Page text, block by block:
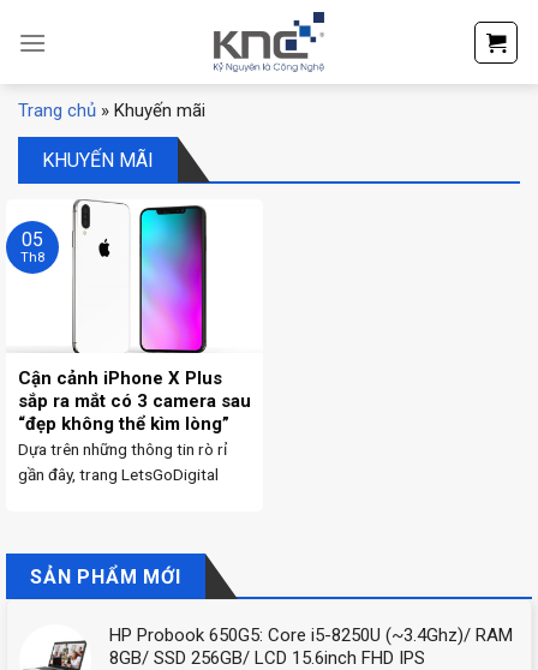
Trang chủ » Khuyến mãi
KHUYẾN MÃI
Cận cảnh iPhone X Plus
sắp ra mắt có 3 camera sau
“đẹp không thể kìm lòng”
Dựa trên những thông tin rò rỉ
gần đây, trang LetsGoDigital
của chiếc iPhone X Plus với cụm
camera ba ống kính. Trung tuần
tháng 6/2018, ...
05
Th8
SẢN PHẨM MỚI
HP Probook 650G5: Core i5-8250U (~3.4Ghz)/ RAM
8GB/ SSD 256GB/ LCD 15.6inch FHD IPS